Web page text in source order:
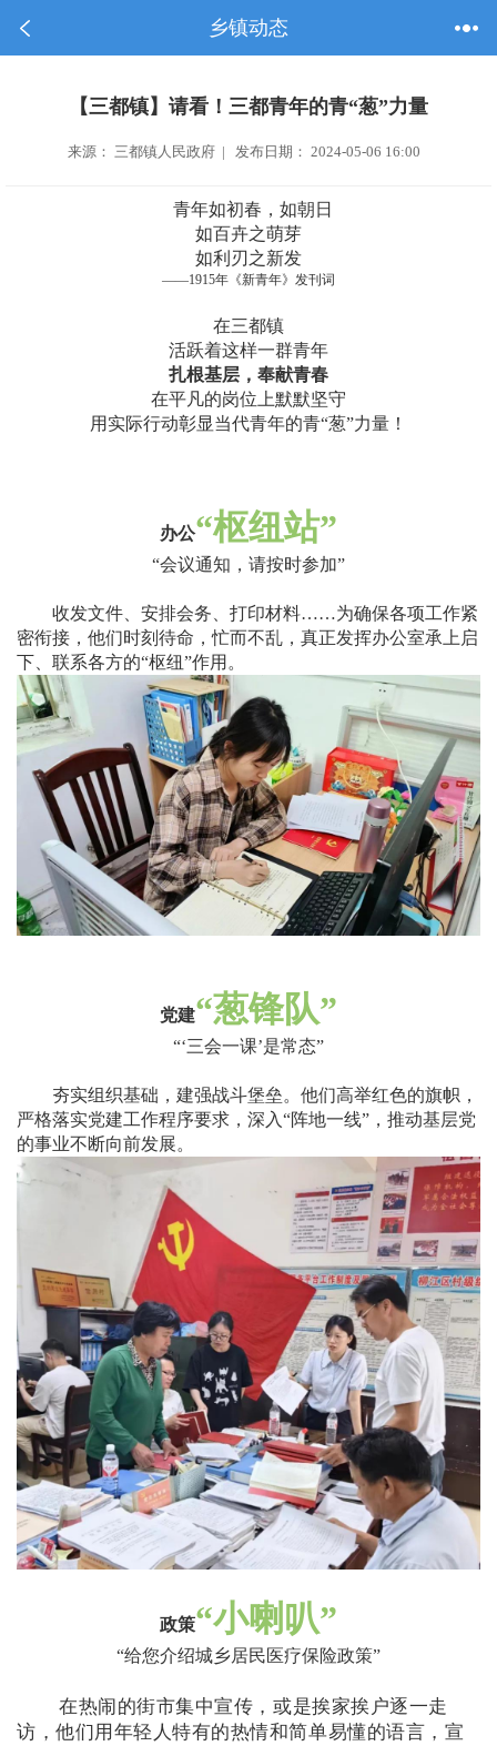
乡镇动态
【三都镇】请看！三都青年的青“葱”力量
来源： 三都镇人民政府 | 发布日期： 2024-05-06 16:00
青年如初春，如朝日
如百卉之萌芽
如利刃之新发
——1915年《新青年》发刊词
在三都镇
活跃着这样一群青年
扎根基层，奉献青春
在平凡的岗位上默默坚守
用实际行动彰显当代青年的青“葱”力量！
办公“枢纽站”
“会议通知，请按时参加”
收发文件、安排会务、打印材料……为确保各项工作紧
密衔接，他们时刻待命，忙而不乱，真正发挥办公室承上启
下、联系各方的“枢纽”作用。
党建“葱锋队”
“‘三会一课’是常态”
夯实组织基础，建强战斗堡垒。他们高举红色的旗帜，
严格落实党建工作程序要求，深入“阵地一线” ，推动基层党
的事业不断向前发展。
政策“小喇叭”
“给您介绍城乡居民医疗保险政策”
在热闹的街市集中宣传，或是挨家挨户逐一走
访，他们用年轻人特有的热情和简单易懂的语言，宣